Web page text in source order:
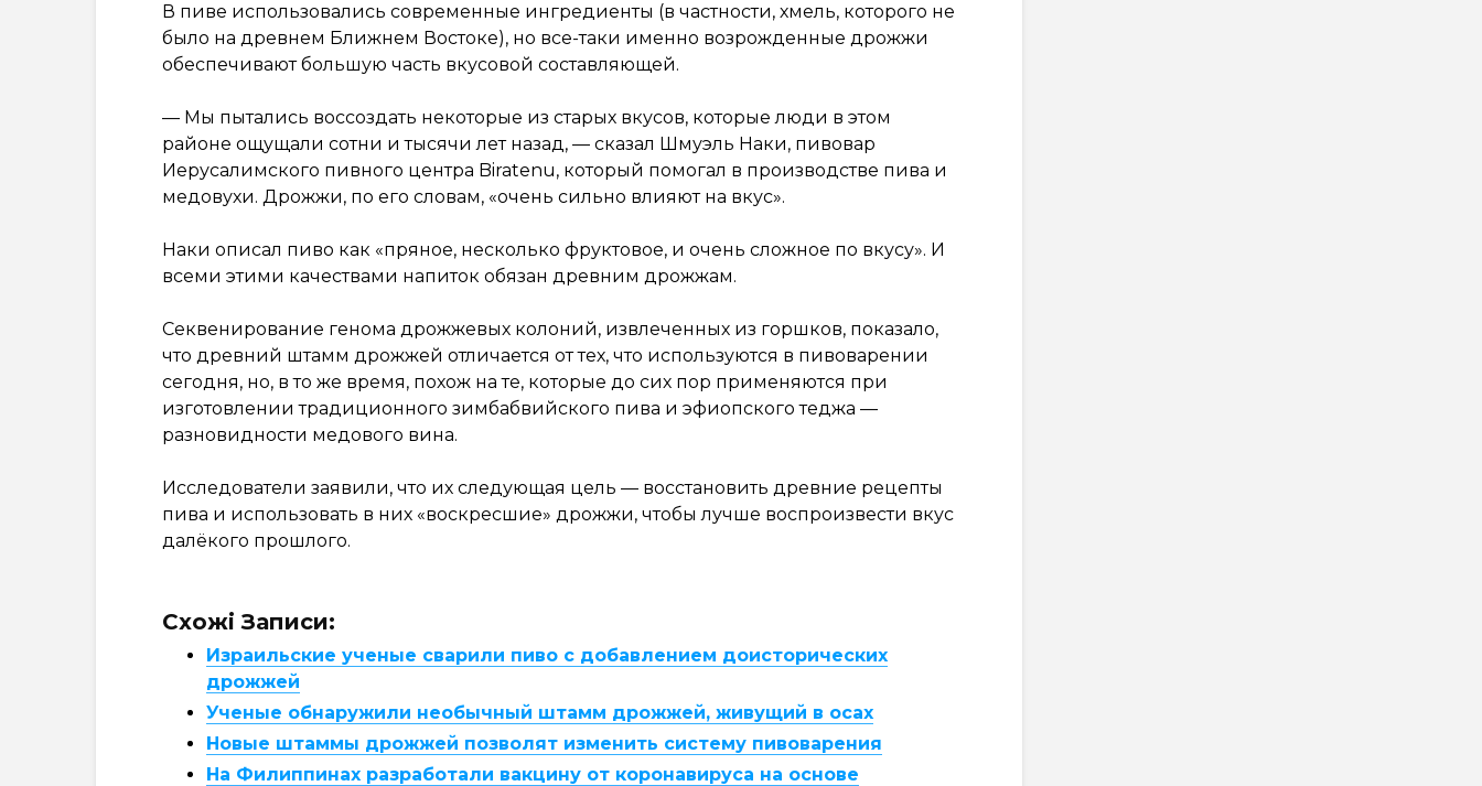
В пиве использовались современные ингредиенты (в частности, хмель, которого не
было на древнем Ближнем Востоке), но все-таки именно возрожденные дрожжи
обеспечивают большую часть вкусовой составляющей.
— Мы пытались воссоздать некоторые из старых вкусов, которые люди в этом
районе ощущали сотни и тысячи лет назад, — сказал Шмуэль Наки, пивовар
Иерусалимского пивного центра Biratenu, который помогал в производстве пива и
медовухи. Дрожжи, по его словам, «очень сильно влияют на вкус».
Наки описал пиво как «пряное, несколько фруктовое, и очень сложное по вкусу». И
всеми этими качествами напиток обязан древним дрожжам.
Секвенирование генома дрожжевых колоний, извлеченных из горшков, показало,
что древний штамм дрожжей отличается от тех, что используются в пивоварении
сегодня, но, в то же время, похож на те, которые до сих пор применяются при
изготовлении традиционного зимбабвийского пива и эфиопского теджа —
разновидности медового вина.
Исследователи заявили, что их следующая цель — восстановить древние рецепты
пива и использовать в них «воскресшие» дрожжи, чтобы лучше воспроизвести вкус
далёкого прошлого.
Схожі Записи:
Израильские ученые сварили пиво с добавлением доисторических
дрожжей
Ученые обнаружили необычный штамм дрожжей, живущий в осах
Новые штаммы дрожжей позволят изменить систему пивоварения
На Филиппинах разработали вакцину от коронавируса на основе